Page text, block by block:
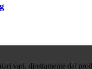
vari, direttamente dal